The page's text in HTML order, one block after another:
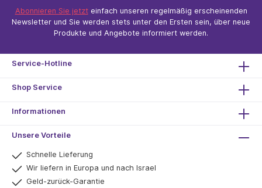
Abonnieren Sie jetzteinfach unseren regelmäßig erscheinenden
Newsletter und Sie werden stets unter den Ersten sein, über neue
Produkte und Angebote informiert werden.
Service-Hotline
Shop Service
Informationen
Unsere Vorteile
Schnelle Lieferung
Wir liefern in Europa und nach Israel
Geld-zurück-Garantie